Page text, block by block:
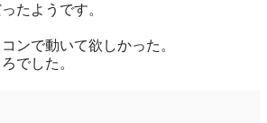
たようです。
ンで動いて欲しかった。
でした。